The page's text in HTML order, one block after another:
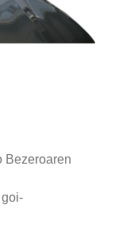
Bezeroaren